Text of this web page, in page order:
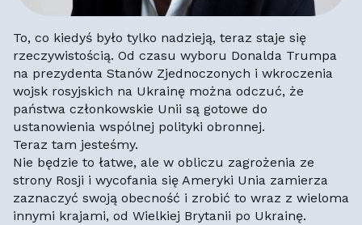
To, co kiedyś było tylko nadzieją, teraz staje się
rzeczywistością. Od czasu wyboru Donalda Trumpa
na prezydenta Stanów Zjednoczonych i wkroczenia
wojsk rosyjskich na Ukrainę można odczuć, że
państwa członkowskie Unii są gotowe do
ustanowienia wspólnej polityki obronnej.
Teraz tam jesteśmy.
Nie będzie to łatwe, ale w obliczu zagrożenia ze
strony Rosji i wycofania się Ameryki Unia zamierza
zaznaczyć swoją obecność i zrobić to wraz z wieloma
innymi krajami, od Wielkiej Brytanii po Ukrainę.